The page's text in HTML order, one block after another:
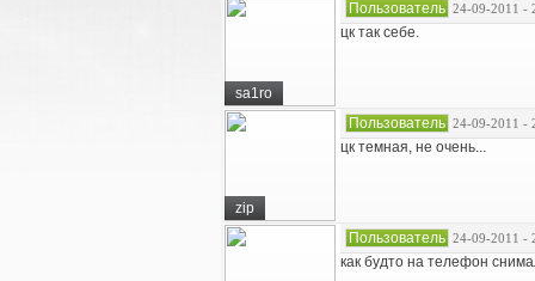
sa1ro
Пользователь 24-09-2011 -
цк так себе.
zip
Пользователь 24-09-2011 -
цк темная, не очень...
Пользователь 24-09-2011 -
как будто на телефон